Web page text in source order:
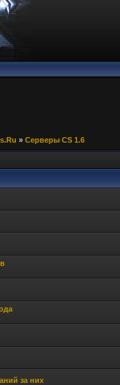
» Серверы CS 1.6
за них